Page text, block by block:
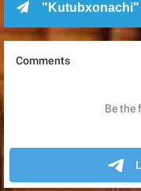
"Kutubxonachi"